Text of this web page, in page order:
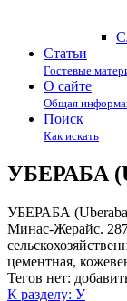
Статьи
Гостевые
О сайте
Общая
Поиск
Как искать
УБЕРАБА
УБЕРАБА
Минас-Жерайс.
цементная,
Тегов нет:
К разделу: У